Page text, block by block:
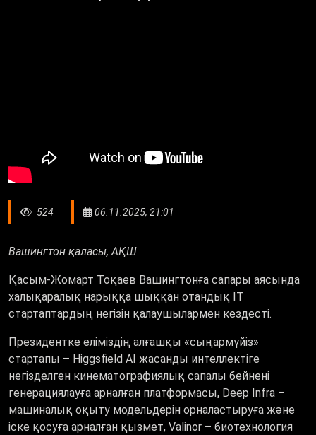
524 06.11.2025, 21:01
Вашингтон қаласы, АҚШ
Қасым-Жомарт Тоқаев Вашингтонға сапары аясында
халықаралық нарыққа шыққан отандық ІТ
стартаптардың негізін қалаушылармен кездесті.
Президентке еліміздің алғашқы «сыңармүйіз»
стартапы – Higgsfield AI жасанды интеллектіге
негізделген кинематографиялық сапалы бейнені
генерациялауға арналған платформасы, Deep Infra –
машиналық оқыту модельдерін орналастыруға және
іске қосуға арналған қызмет, Valinor – биотехнология